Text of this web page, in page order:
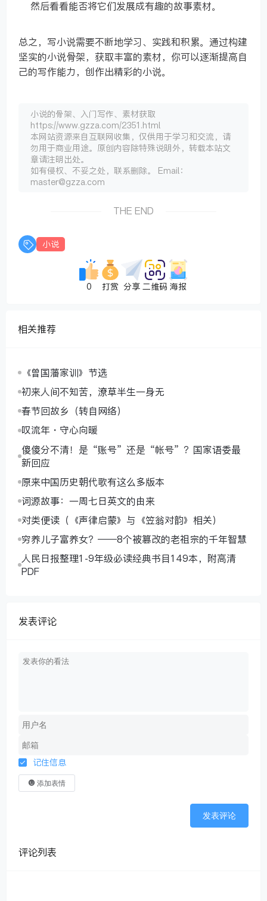
然后看看能否将它们发展成有趣的故事素材。
总之，写小说需要不断地学习、实践和积累。通过构建
坚实的小说骨架，获取丰富的素材，你可以逐渐提高自
己的写作能力，创作出精彩的小说。
小说的骨架、入门写作、素材获取
https://www.gzza.com/2351.html
本网站资源来自互联网收集，仅供用于学习和交流，请
勿用于商业用途。原创内容除特殊说明外，转载本站文
章请注明出处。
如有侵权、不妥之处，联系删除。 Email：
master@gzza.com
THE END
小说
0 打赏 分享 二维码 海报
相关推荐
《曾国藩家训》节选
初来人间不知苦，潦草半生一身无
春节回故乡（转自网络）
叹流年・守心向暖
傻傻分不清！是“账号”还是“帐号”？国家语委最
新回应
原来中国历史朝代歌有这么多版本
词源故事：一周七日英文的由来
对类便读（《声律启蒙》与《笠翁对韵》相关）
穷养儿子富养女？——8个被篡改的老祖宗的千年智慧
人民日报整理1-9年级必读经典书目149本，附高清
PDF
发表评论
记住信息
添加表情
发表评论
评论列表